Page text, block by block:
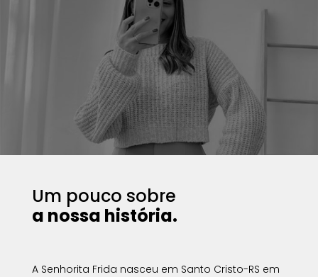
Um pouco sobre
a nossa história.
A Senhorita Frida nasceu em Santo Cristo-RS em